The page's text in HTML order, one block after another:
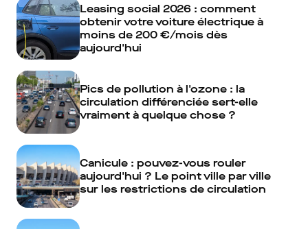
Leasing social 2026 : comment
obtenir votre voiture électrique à
moins de 200 €/mois dès
aujourd'hui
Pics de pollution à l'ozone : la
circulation différenciée sert-elle
vraiment à quelque chose ?
Canicule : pouvez-vous rouler
aujourd'hui ? Le point ville par ville
sur les restrictions de circulation